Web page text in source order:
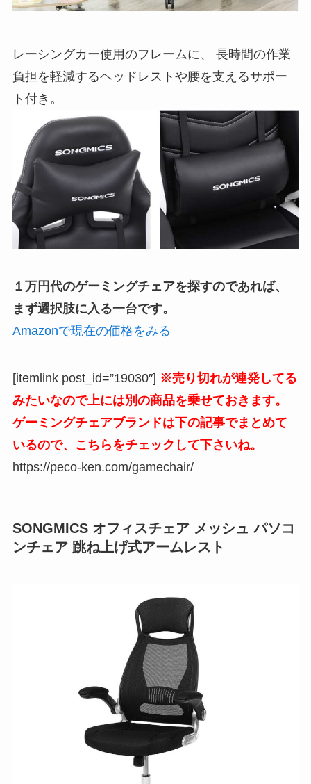
レーシングカー使用のフレームに、 長時間の作業
負担を軽減するヘッドレストや腰を支えるサポー
ト付き。
１万円代のゲーミングチェアを探すのであれば、
まず選択肢に入る一台です。
Amazonで現在の価格をみる
[itemlink post_id=”19030″] ※売り切れが連発してる
みたいなので上には別の商品を乗せておきます。
ゲーミングチェアブランドは下の記事でまとめて
いるので、こちらをチェックして下さいね。
https://peco-ken.com/gamechair/
SONGMICS オフィスチェア メッシュ パソコ
ンチェア 跳ね上げ式アームレスト